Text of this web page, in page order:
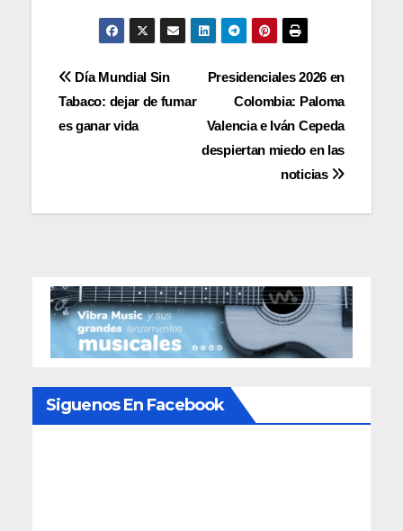
Navegación
de
Presidenciales 2026 en
Colombia: Paloma
Valencia e Iván Cepeda
despiertan miedo en las
noticias
Día Mundial Sin
Tabaco: dejar de fumar
es ganar vida
Siguenos En Facebook